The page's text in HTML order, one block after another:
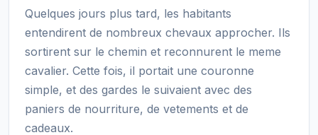
Quelques jours plus tard, les habitants
entendirent de nombreux chevaux approcher. Ils
sortirent sur le chemin et reconnurent le meme
cavalier. Cette fois, il portait une couronne
simple, et des gardes le suivaient avec des
paniers de nourriture, de vetements et de
cadeaux.